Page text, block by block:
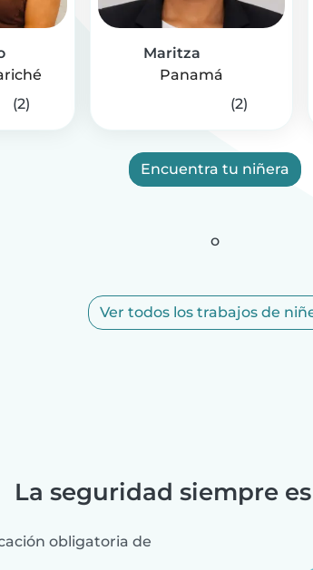
(2)
Maritza
Panamá
(2)
Encuentra tu niñera
o
Ver todos los trabajos de
La seguridad siempre
obligatoria de